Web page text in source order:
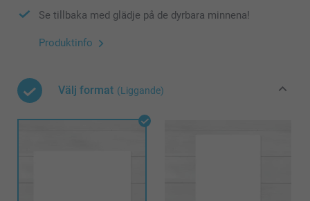
Se tillbaka med glädje på de dyrbara minnena!
Produktinfo
Välj format (Liggande)